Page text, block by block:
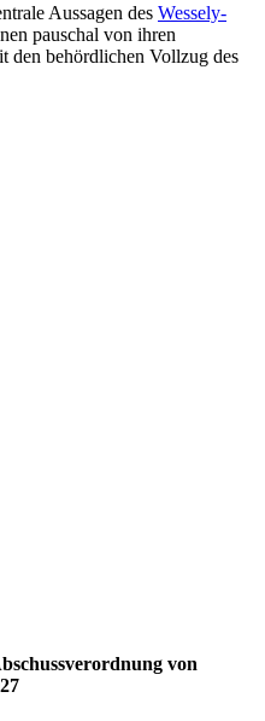
Aussagen des Wessely-
pauschal von ihren
den behördlichen Vollzug des
von